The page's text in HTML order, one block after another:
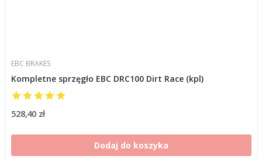
EBC BRAKES
Kompletne sprzęgło EBC DRC100 Dirt Race (kpl)
528,40 zł
Dodaj do koszyka